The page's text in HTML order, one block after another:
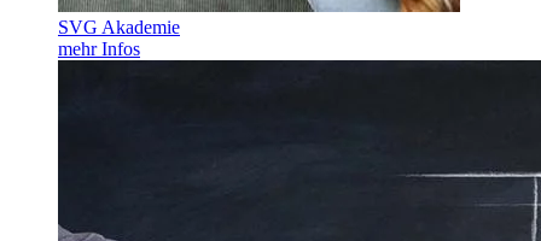
SVG Akademie
mehr Infos